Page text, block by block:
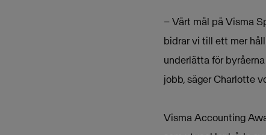
– Vårt mål på Visma
bidrar vi till ett mer
underlätta för
jobb, säger Charlotte
Visma Accounting